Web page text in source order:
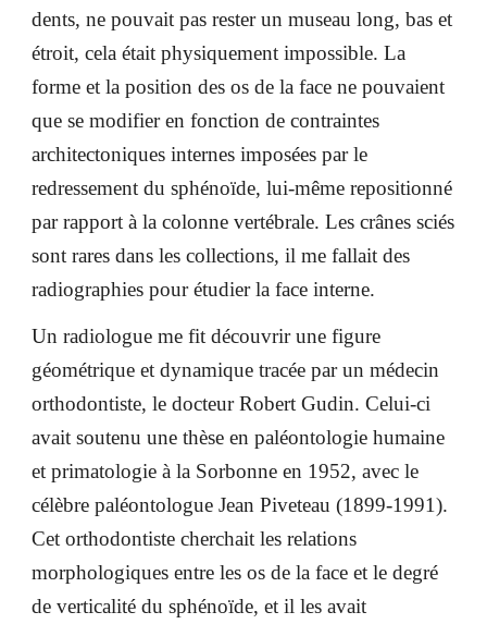
dents, ne pouvait pas rester un museau long, bas et
étroit, cela était physiquement impossible. La
forme et la position des os de la face ne pouvaient
que se modifier en fonction de contraintes
architectoniques internes imposées par le
redressement du sphénoïde, lui-même repositionné
par rapport à la colonne vertébrale. Les crânes sciés
sont rares dans les collections, il me fallait des
radiographies pour étudier la face interne.
Un radiologue me fit découvrir une figure
géométrique et dynamique tracée par un médecin
orthodontiste, le docteur Robert Gudin. Celui-ci
avait soutenu une thèse en paléontologie humaine
et primatologie à la Sorbonne en 1952, avec le
célèbre paléontologue Jean Piveteau (1899-1991).
Cet orthodontiste cherchait les relations
morphologiques entre les os de la face et le degré
de verticalité du sphénoïde, et il les avait